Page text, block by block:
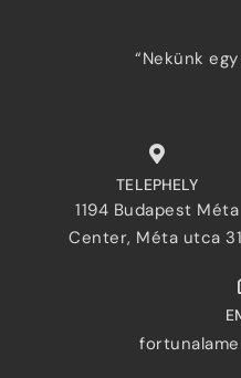
“Nekünk
TELEPHELY
1194 Budapest Méta
Center, Méta utca